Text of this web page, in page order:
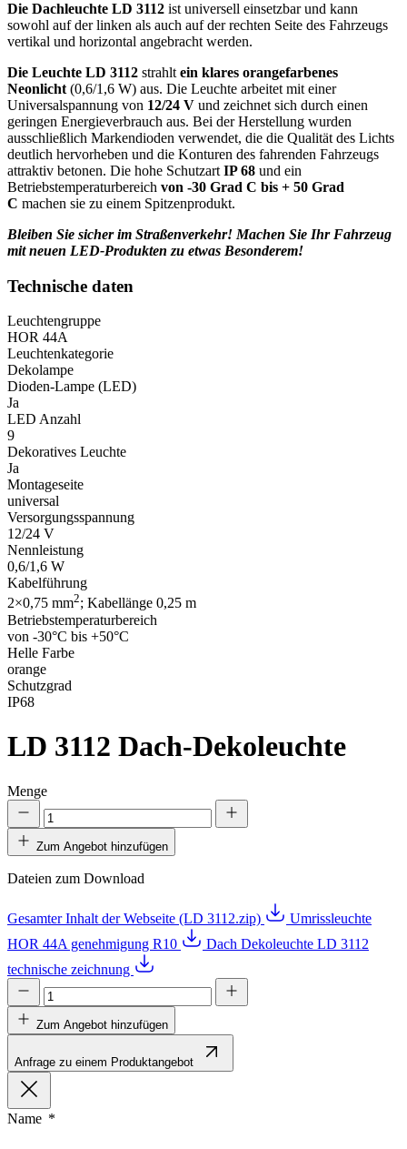
Die Dachleuchte LD 3112 ist universell einsetzbar und kann
sowohl auf der linken als auch auf der rechten Seite des Fahrzeugs
vertikal und horizontal angebracht werden.
Die Leuchte LD 3112 strahlt ein klares orangefarbenes
Neonlicht (0,6/1,6 W) aus. Die Leuchte arbeitet mit einer
Universalspannung von 12/24 V und zeichnet sich durch einen
geringen Energieverbrauch aus. Bei der Herstellung wurden
ausschließlich Markendioden verwendet, die die Qualität des Lichts
deutlich hervorheben und die Konturen des fahrenden Fahrzeugs
attraktiv betonen. Die hohe Schutzart IP 68 und ein
Betriebstemperaturbereich von -30 Grad C bis + 50 Grad
C machen sie zu einem Spitzenprodukt.
Bleiben Sie sicher im Straßenverkehr! Machen Sie Ihr Fahrzeug
mit neuen LED-Produkten zu etwas Besonderem!
Technische daten
Leuchtengruppe
HOR 44A
Leuchtenkategorie
Dekolampe
Dioden-Lampe (LED)
Ja
LED Anzahl
9
Dekoratives Leuchte
Ja
Montageseite
universal
Versorgungsspannung
12/24 V
Nennleistung
0,6/1,6 W
Kabelführung
2×0,75 mm2; Kabellänge 0,25 m
Betriebstemperaturbereich
von -30°C bis +50°C
Helle Farbe
orange
Schutzgrad
IP68
LD 3112 Dach-Dekoleuchte
Menge
Zum Angebot hinzufügen
Dateien zum Download
Gesamter Inhalt der Webseite (LD 3112.zip)
Umrissleuchte
HOR 44A genehmigung R10
Dach Dekoleuchte LD 3112
technische zeichnung
Zum Angebot hinzufügen
Anfrage zu einem Produktangebot
Name